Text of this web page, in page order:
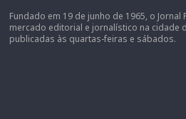
Fundado em 19 de junho de 1965, o
mercado editorial e jornalístico na cidade
publicadas às quartas-feiras e sábados.